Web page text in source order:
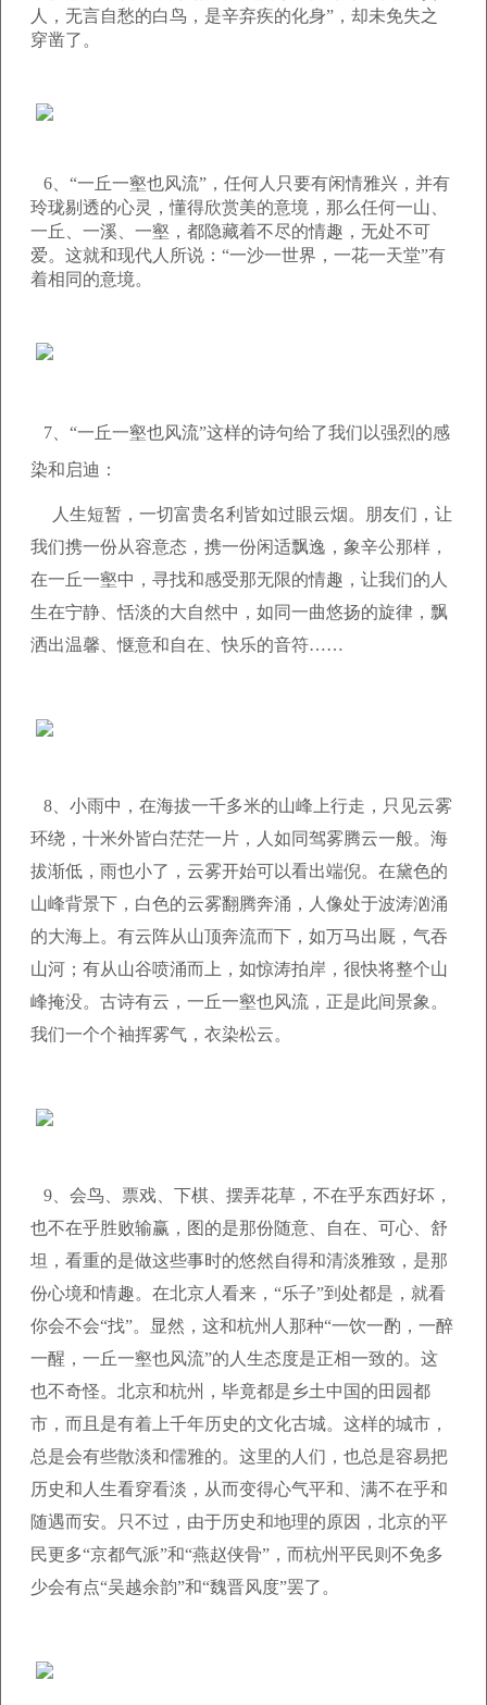
人，无言自愁的白鸟，是辛弃疾的化身”，却未免失之
穿凿了。
6、“一丘一壑也风流”，任何人只要有闲情雅兴，并有
玲珑剔透的心灵，懂得欣赏美的意境，那么任何一山、
一丘、一溪、一壑，都隐藏着不尽的情趣，无处不可
爱。这就和现代人所说：“一沙一世界，一花一天堂”有
着相同的意境。
7、“一丘一壑也风流”这样的诗句给了我们以强烈的感
染和启迪：
人生短暂，一切富贵名利皆如过眼云烟。朋友们，让
我们携一份从容意态，携一份闲适飘逸，象辛公那样，
在一丘一壑中，寻找和感受那无限的情趣，让我们的人
生在宁静、恬淡的大自然中，如同一曲悠扬的旋律，飘
洒出温馨、惬意和自在、快乐的音符……
8、小雨中，在海拔一千多米的山峰上行走，只见云雾
环绕，十米外皆白茫茫一片，人如同驾雾腾云一般。海
拔渐低，雨也小了，云雾开始可以看出端倪。在黛色的
山峰背景下，白色的云雾翻腾奔涌，人像处于波涛汹涌
的大海上。有云阵从山顶奔流而下，如万马出厩，气吞
山河；有从山谷喷涌而上，如惊涛拍岸，很快将整个山
峰掩没。古诗有云，一丘一壑也风流，正是此间景象。
我们一个个袖挥雾气，衣染松云。
9、会鸟、票戏、下棋、摆弄花草，不在乎东西好坏，
也不在乎胜败输赢，图的是那份随意、自在、可心、舒
坦，看重的是做这些事时的悠然自得和清淡雅致，是那
份心境和情趣。在北京人看来，“乐子”到处都是，就看
你会不会“找”。显然，这和杭州人那种“一饮一酌，一醉
一醒，一丘一壑也风流”的人生态度是正相一致的。这
也不奇怪。北京和杭州，毕竟都是乡土中国的田园都
市，而且是有着上千年历史的文化古城。这样的城市，
总是会有些散淡和儒雅的。这里的人们，也总是容易把
历史和人生看穿看淡，从而变得心气平和、满不在乎和
随遇而安。只不过，由于历史和地理的原因，北京的平
民更多“京都气派”和“燕赵侠骨”，而杭州平民则不免多
少会有点“吴越余韵”和“魏晋风度”罢了。